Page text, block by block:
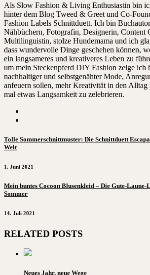
Als Slow Fashion & Living Enthusiastin bin
hinter dem Blog Tweed & Greet und Co-
Fashion Labels Schnittduett. Ich bin
Nähbüchern, Fotografin, Designerin, Content
Multilinguistin, stolze Hundemama und ich
dass wundervolle Dinge geschehen können,
ein langsameres und kreativeres Leben zu
um mein Steckenpferd DIY Fashion zeige ich
nachhaltiger und selbstgenähter Mode,
anfeuern sollen, mehr Kreativität in den Alltag
mal etwas Langsamkeit zu zelebrieren.
Tolle Sommerschnittmuster: Die Schnittduett
Welt
1. Juni 2021
Mein buntes Cocoon Blusenkleid – Die Gute-Laune-
Sommer
14. Juli 2021
RELATED POSTS
Neues Jahr, neue Wege